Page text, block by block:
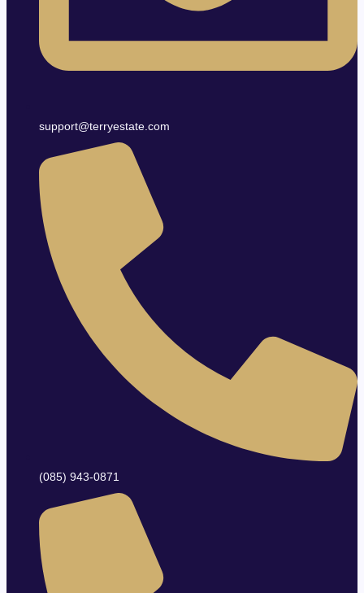
support@terryestate.com
(085) 943-0871